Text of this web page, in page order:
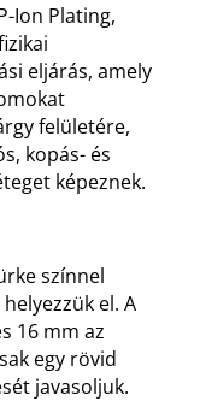
Ion Plating,
eljárás, amely
felületére,
kopás- és
képeznek.
színnel
el. A
16 mm az
egy rövid
javasoljuk.